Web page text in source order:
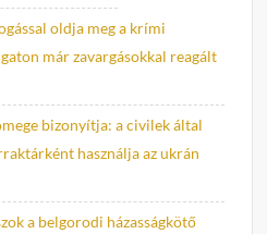
oldja meg a krími
már zavargásokkal reagált
bizonyítja: a civilek által
használja az ukrán
a belgorodi házasságkötő